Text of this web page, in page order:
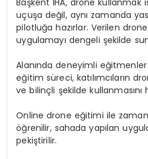
Başkent İHA, drone kullanmak
uçuşa değil, aynı zamanda
pilotluğa hazırlar. Verilen
uygulamayı dengeli şekilde
Alanında deneyimli
eğitim süreci, katılımcıların
ve bilinçli şekilde kullanmasını
Online drone eğitimi ile
öğrenilir, sahada yapılan
pekiştirilir.